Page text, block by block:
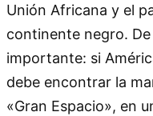
Unión Africana y el
continente negro.
importante: si
debe encontrar la
«Gran Espacio», en